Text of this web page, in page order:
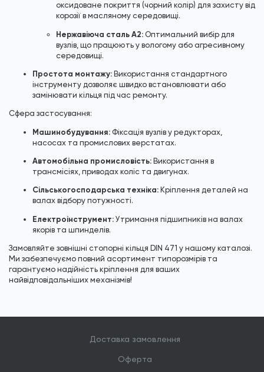
оксидоване покриття (чорний колір) для захисту від
корозії в масляному середовищі.
Нержавіюча сталь А2: Оптимальний вибір для
вузлів, що працюють у вологому або агресивному
середовищі.
Простота монтажу: Використання стандартного
інструменту дозволяє швидко встановлювати або
замінювати кільця під час ремонту.
Сфера застосування:
Машинобудування: Фіксація вузлів у редукторах,
насосах та промислових верстатах.
Автомобільна промисловість: Використання в
трансмісіях, приводах коліс та двигунах.
Сільськогосподарська техніка: Кріплення деталей на
валах відбору потужності.
Електроінструмент: Утримання підшипників на валах
якорів та шпинделів.
Замовляйте зовнішні стопорні кільця DIN 471 у нашому каталозі.
Ми забезпечуємо повний асортимент типорозмірів та
гарантуємо надійність кріплення для ваших
найвідповідальніших механізмів!
Доставка замовлення
Оферта